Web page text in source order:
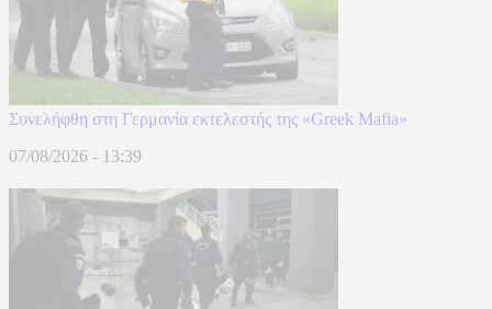
Συνελήφθη στη Γερμανία εκτελεστής της «Greek Mafia»
07/08/2026 - 13:39